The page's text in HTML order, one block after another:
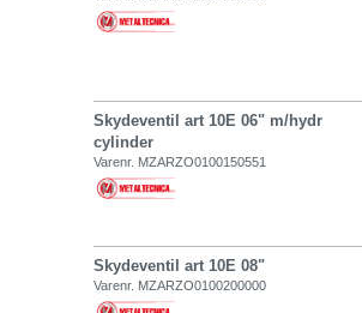
Skydeventil art 10E 06" m/hydr
cylinder
Varenr. MZARZO0100150551
Skydeventil art 10E 08"
Varenr. MZARZO0100200000